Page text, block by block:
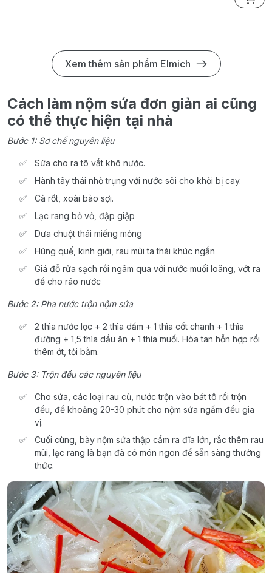
Xem thêm sản phẩm Elmich
Cách làm nộm sứa đơn giản ai cũng
có thể thực hiện tại nhà
Bước 1: Sơ chế nguyên liệu
Sứa cho ra tô vắt khô nước.
Hành tây thái nhỏ trụng với nước sôi cho khỏi bị cay.
Cà rốt, xoài bào sợi.
Lạc rang bỏ vỏ, đập giập
Dưa chuột thái miếng mỏng
Húng quế, kinh giới, rau mùi ta thái khúc ngắn
Giá đỗ rửa sạch rồi ngâm qua với nước muối loãng, vớt ra
để cho ráo nước
Bước 2: Pha nước trộn nộm sứa
2 thìa nước lọc + 2 thìa dấm + 1 thìa cốt chanh + 1 thìa
đường + 1,5 thìa dầu ăn + 1 thìa muối. Hòa tan hỗn hợp rồi
thêm ớt, tỏi bằm.
Bước 3: Trộn đều các nguyên liệu
Cho sứa, các loại rau củ, nước trộn vào bát tô rồi trộn
đều, để khoảng 20-30 phút cho nộm sứa ngấm đều gia
vị.
Cuối cùng, bày nộm sứa thập cẩm ra đĩa lớn, rắc thêm rau
mùi, lạc rang là bạn đã có món ngon để sẵn sàng thưởng
thức.